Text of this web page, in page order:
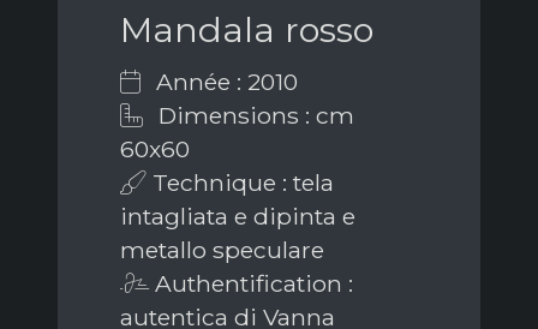
Mandala rosso
Année : 2010
Dimensions : cm
60x60
Technique : tela
intagliata e dipinta e
metallo speculare
Authentification :
autentica di Vanna